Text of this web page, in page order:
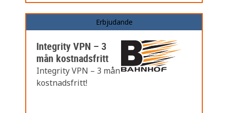
Erbjudande
Integrity VPN – 3
mån kostnadsfritt
Integrity VPN – 3 mån
kostnadsfritt!